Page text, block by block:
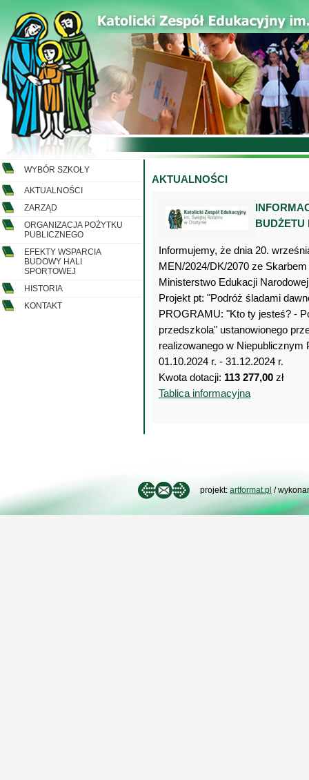
WYBÓR SZKOŁY
AKTUALNOŚCI
ZARZĄD
ORGANIZACJA POŻYTKU
PUBLICZNEGO
EFEKTY WSPARCIA
BUDOWY HALI
SPORTOWEJ
HISTORIA
KONTAKT
AKTUALNOŚCI
BUDŻETU
Informujemy, że dnia 20.
MEN/2024/DK/2070 ze
Ministerstwo Edukacji
Projekt pt: "Podróż śladami
PROGRAMU: "Kto ty jesteś? -
przedszkola" ustanowionego
realizowanego w
01.10.2024 r. - 31.12.2024 r.
Kwota dotacji: 113 277,00 zł
Tablica informacyjna
projekt: artformat.pl /